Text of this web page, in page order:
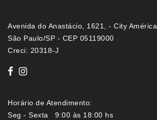
Avenida do Anastácio, 1621, - City América
São Paulo/SP - CEP 05119000
Creci: 20318-J
Horário de Atendimento:
Seg - Sexta 9:00 às 18:00 hs